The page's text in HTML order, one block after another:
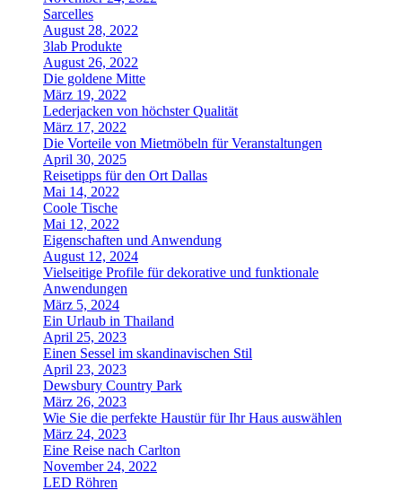
Sarcelles
August 28, 2022
3lab Produkte
August 26, 2022
Die goldene Mitte
März 19, 2022
Lederjacken von höchster Qualität
März 17, 2022
Die Vorteile von Mietmöbeln für Veranstaltungen
April 30, 2025
Reisetipps für den Ort Dallas
Mai 14, 2022
Coole Tische
Mai 12, 2022
Eigenschaften und Anwendung
August 12, 2024
Vielseitige Profile für dekorative und funktionale
Anwendungen
März 5, 2024
Ein Urlaub in Thailand
April 25, 2023
Einen Sessel im skandinavischen Stil
April 23, 2023
Dewsbury Country Park
März 26, 2023
Wie Sie die perfekte Haustür für Ihr Haus auswählen
März 24, 2023
Eine Reise nach Carlton
November 24, 2022
LED Röhren